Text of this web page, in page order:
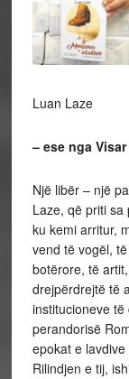
Luan Laze
– ese nga
Një libër – një
Laze, që priti
ku kemi arritur,
vend të vogël,
botërore, të
drejpërdrejtë të
institucioneve
perandorisë
epokat e
Rilindjen e tij,